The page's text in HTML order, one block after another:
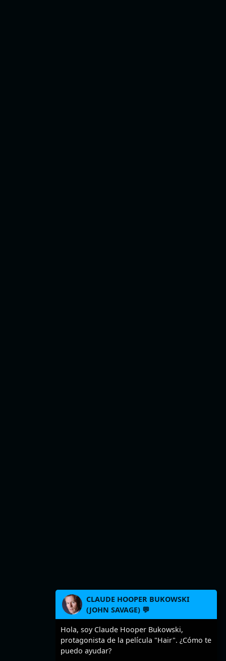
CLAUDE HOOPER BUKOWSKI
(JOHN SAVAGE) 💬
Hola, soy Claude Hooper Bukowski,
protagonista de la película "Hair". ¿Cómo te
puedo ayudar?